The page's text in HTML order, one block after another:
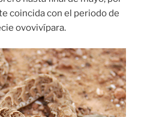
coincida con el periodo de
ovovivípara.